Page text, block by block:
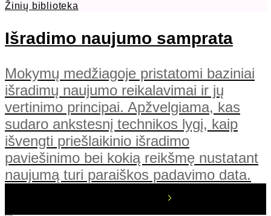
Žinių biblioteka
Išradimo naujumo samprata
Mokymų medžiagoje pristatomi baziniai
išradimų naujumo reikalavimai ir jų
vertinimo principai. Apžvelgiama, kas
sudaro ankstesnį technikos lygį, kaip
išvengti priešlaikinio išradimo
paviešinimo bei kokią reikšmę nustatant
naujumą turi paraiškos padavimo data.